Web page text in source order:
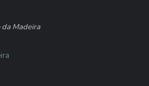
da Madeira